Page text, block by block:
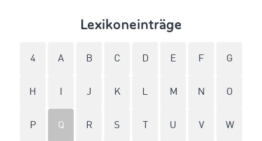
Lexikoneinträge
4 A B C D E F G
H J K L M N O
P Q R S U V W